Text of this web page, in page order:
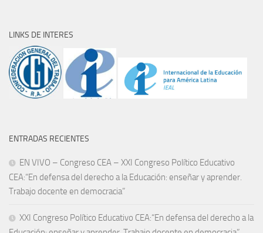
LINKS DE INTERES
ENTRADAS RECIENTES
EN VIVO – Congreso CEA – XXI Congreso Político Educativo
CEA:“En defensa del derecho a la Educación: enseñar y aprender.
Trabajo docente en democracia”
XXI Congreso Político Educativo CEA:“En defensa del derecho a la